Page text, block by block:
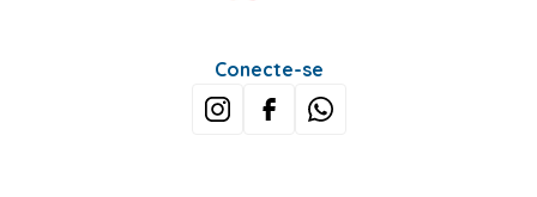
Conecte-se